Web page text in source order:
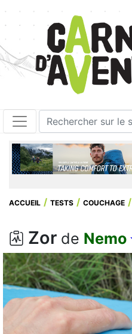
ACCUEIL TESTS COUCHAGE
Zor de Nemo